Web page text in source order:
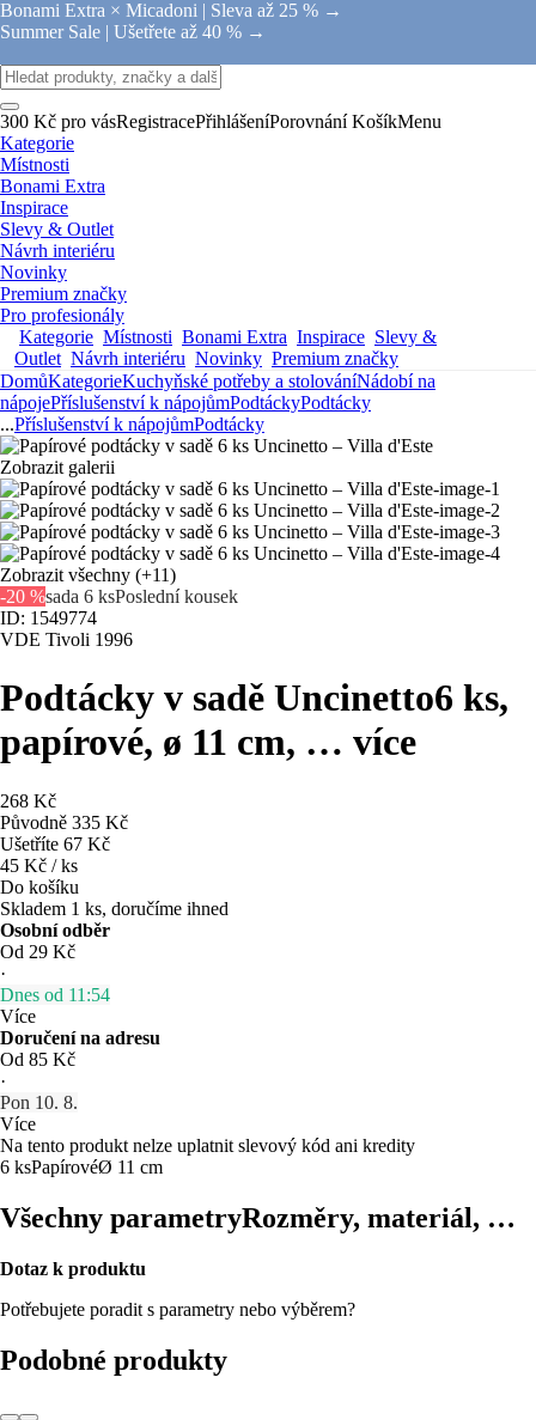
Bonami Extra × Micadoni | Sleva až 25 % →
Summer Sale | Ušetřete až 40 % →
300 Kč pro vásRegistracePřihlášeníPorovnání KošíkMenu
Kategorie
Místnosti
Bonami Extra
Inspirace
Slevy & Outlet
Návrh interiéru
Novinky
Premium značky
Pro profesionály
Kategorie Místnosti Bonami Extra Inspirace Slevy &
Outlet Návrh interiéru Novinky Premium značky
DomůKategorieKuchyňské potřeby a stolováníNádobí na
nápojePříslušenství k nápojůmPodtáckyPodtácky
...Příslušenství k nápojůmPodtácky
Zobrazit galerii
Zobrazit všechny (+11)
-20 %sada 6 ksPoslední kousek
ID: 1549774
VDE Tivoli 1996
Podtácky v sadě Uncinetto6 ks,
papírové, ø 11 cm, … více
268 Kč
Původně 335 Kč
Ušetříte 67 Kč
45 Kč / ks
Do košíku
Skladem 1 ks, doručíme ihned
Osobní odběr
Od 29 Kč
·
Dnes od 11:54
Více
Doručení na adresu
Od 85 Kč
·
Pon 10. 8.
Více
Na tento produkt nelze uplatnit slevový kód ani kredity
6 ksPapírovéØ 11 cm
Všechny parametryRozměry, materiál, …
Dotaz k produktu
Potřebujete poradit s parametry nebo výběrem?
Podobné produkty